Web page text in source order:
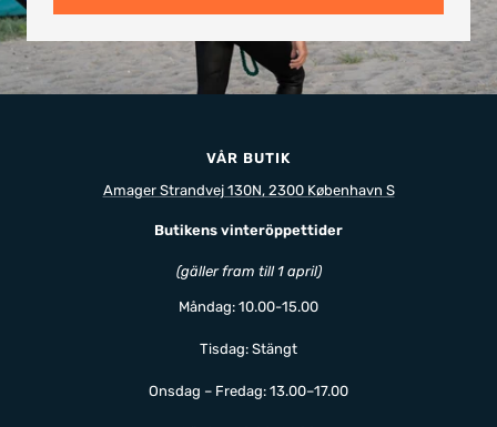
VÅR BUTIK
Amager Strandvej 130N, 2300 København S
Butikens vinteröppettider
(gäller fram till 1 april)
Måndag: 10.00-15.00
Tisdag: Stängt
Onsdag – Fredag: 13.00–17.00